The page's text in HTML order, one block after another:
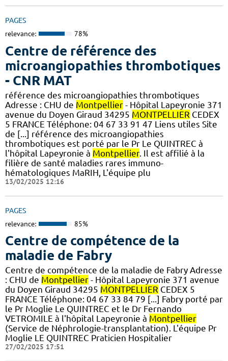
PAGES
relevance: 78%
Centre de référence des
microangiopathies thrombotiques
- CNR MAT
référence des microangiopathies thrombotiques
Adresse : CHU de Montpellier - Hôpital Lapeyronie 371
avenue du Doyen Giraud 34295 MONTPELLIER CEDEX
5 FRANCE Téléphone: 04 67 33 91 47 Liens utiles Site
de [...] référence des microangiopathies
thrombotiques est porté par le Pr Le QUINTREC à
l'hôpital Lapeyronie à Montpellier. Il est affilié à la
filière de santé maladies rares immuno-
hématologiques MaRIH, L'équipe plu
13/02/2025 12:16
PAGES
relevance: 85%
Centre de compétence de la
maladie de Fabry
Centre de compétence de la maladie de Fabry Adresse
: CHU de Montpellier - Hôpital Lapeyronie 371 avenue
du Doyen Giraud 34295 MONTPELLIER CEDEX 5
FRANCE Téléphone: 04 67 33 84 79 [...] Fabry porté par
le Pr Moglie Le QUINTREC et le Dr Fernando
VETROMILE à l'hôpital Lapeyronie à Montpellier
(Service de Néphrologie-transplantation). L'équipe Pr
Moglie LE QUINTREC Praticien Hospitalier
27/02/2025 17:51